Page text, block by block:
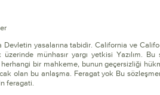
Devletin yasalarına tabidir. California ve
üzerinde münhasır yargı yetkisi Yazılım.
bir mahkeme, bunun geçersizliği
olan bu anlaşma. Feragat yok Bu
feragati.